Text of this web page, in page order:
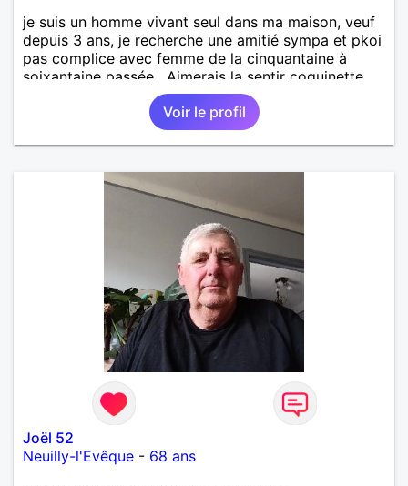
je suis un homme vivant seul dans ma maison, veuf
depuis 3 ans, je recherche une amitié sympa et pkoi
pas complice avec femme de la cinquantaine à
soixantaine passée . Aimerais la sentir coquinette,
pour se faire des bisous et qui sait se découvrir
Voir le profil
Joël 52
Neuilly-l'Evêque - 68 ans